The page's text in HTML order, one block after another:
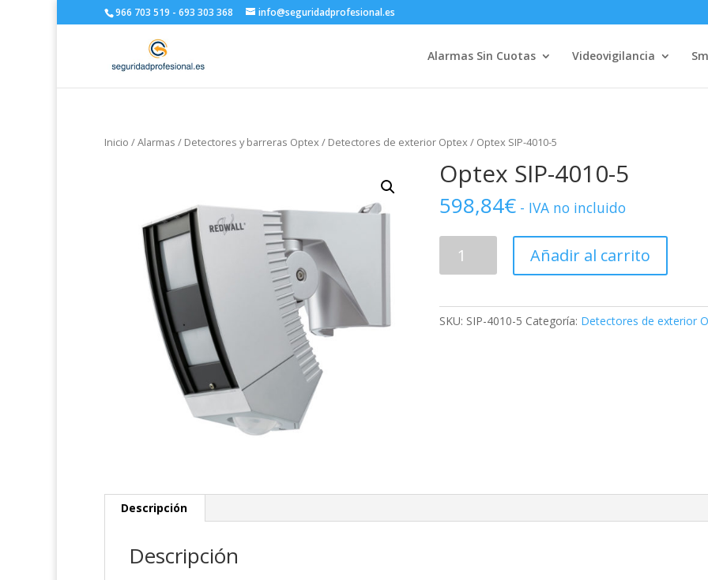
966 703 519 - 693 303 368 info@seguridadprofesional.es
Alarmas Sin Cuotas Videovigilancia
Inicio /Alarmas / Detectores y barreras Optex/ Detectores de exterior Optex/ Optex SIP-4010-5
Optex SIP-4010-5
598,84€ - IVA no incluido
cantidad
Añadir al carrito
SKU: SIP-4010-5 Categoría: Detectores de exterior
Descripción
Descripción